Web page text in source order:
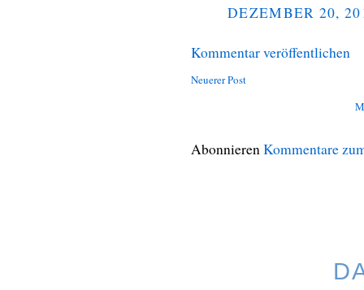
DEZEMBER 20,
Kommentar veröffentlichen
Neuerer Post
AbonnierenKommentare